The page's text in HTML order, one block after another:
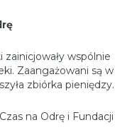
zainicjowały wspólnie
Zaangażowani są w
zbiórka pieniędzy.
na Odrę i Fundacji